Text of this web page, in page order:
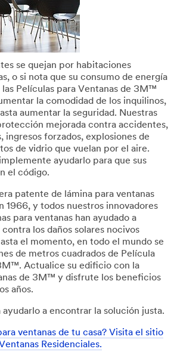
se quejan por habitaciones
o si nota que su consumo de energía
las Películas para Ventanas de 3M™
la comodidad de los inquilinos,
aumentar la seguridad. Nuestras
mejorada contra accidentes,
ingresos forzados, explosiones de
de vidrio que vuelan por el aire.
ayudarlo para que sus
el código.
patente de lámina para ventanas
1966, y todos nuestros innovadores
para ventanas han ayudado a
los daños solares nocivos
el momento, en todo el mundo se
de metros cuadrados de Película
Actualice su edificio con la
de 3M™ y disfrute los beneficios
años.
ayudarlo a encontrar la solución justa.
ventanas de tu casa? Visita el sitio
Residenciales.